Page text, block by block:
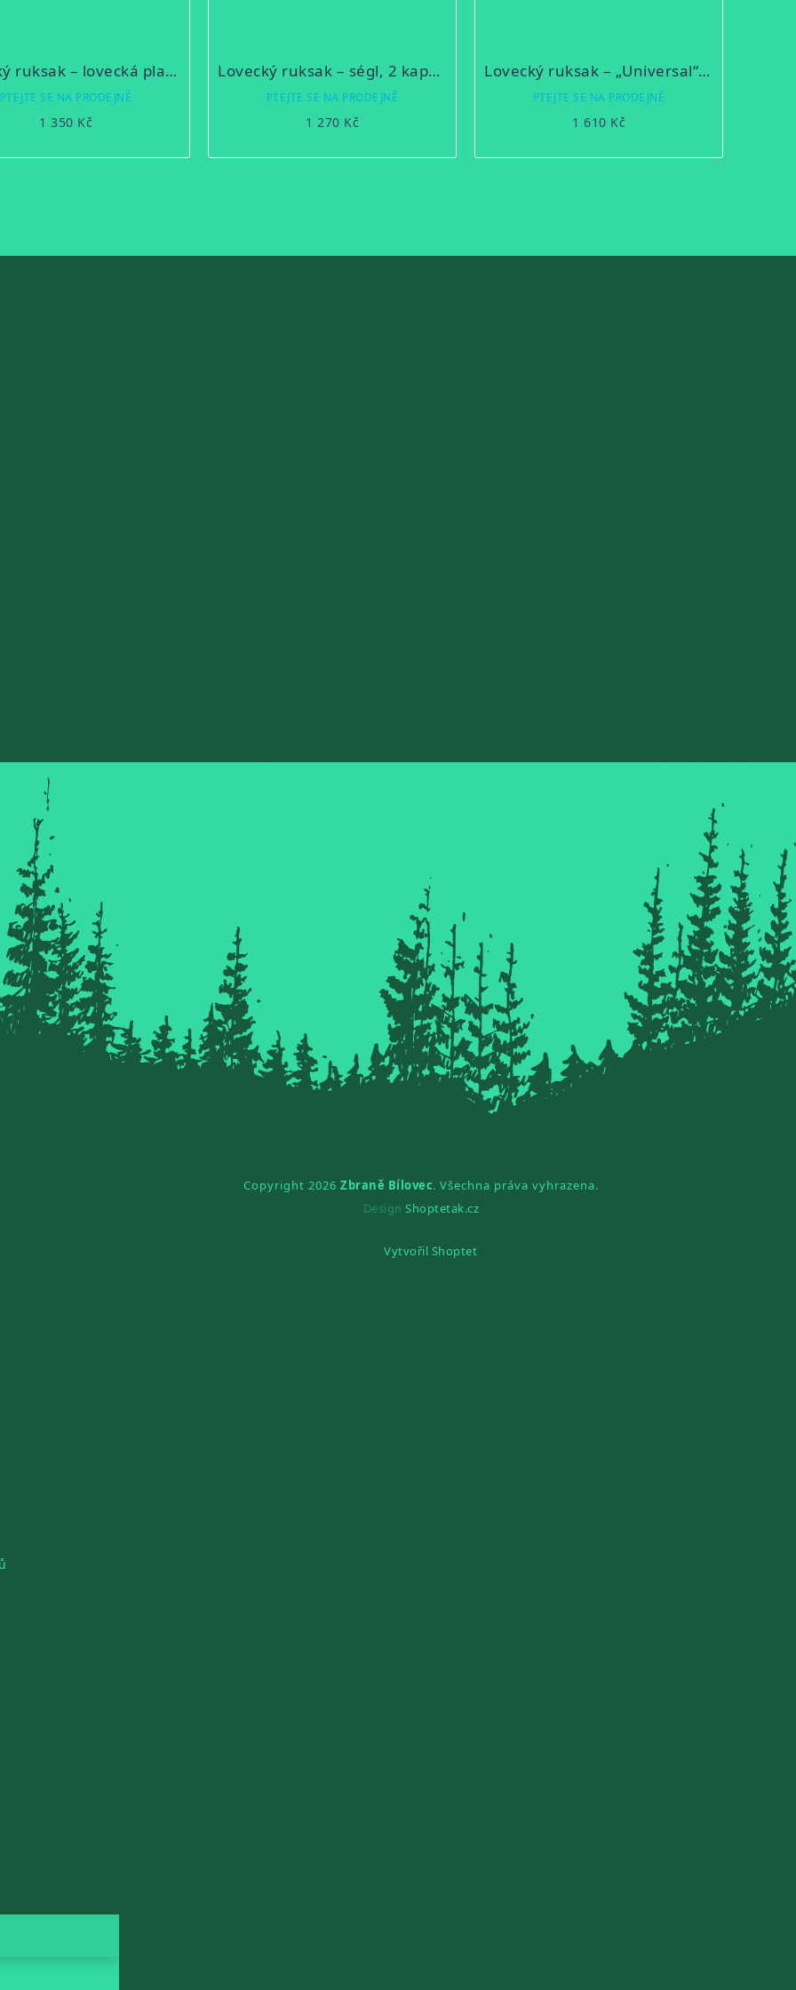
Lovecký ruksak – lovecká plachtovina, 3 kapsy 6B/2
PTEJTE SE NA PRODEJNĚ
1 350 Kč
Lovecký ruksak – ségl, 2 kapsy 6B/1
PTEJTE SE NA PRODEJNĚ
1 270 Kč
Lovecký ruksak – „Universal“ – ségl 16B/1
PTEJTE SE NA PRODEJNĚ
1 610 Kč
Copyright 2026 Zbraně Bílovec. Všechna práva vyhrazena.
DesignShoptetak.cz
Vytvořil Shoptet